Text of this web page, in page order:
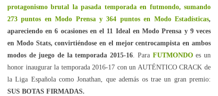
protagonismo brutal la pasada temporada en futmondo, sumando
273 puntos en Modo Prensa y 364 puntos en Modo Estadísticas,
apareciendo en 6 ocasiones en el 11 Ideal en Modo Prensa y 9 veces
en Modo Stats, convirtiéndose en el mejor centrocampista en ambos
modos de juego de la temporada 2015-16. Para FUTMONDOes un
honor inaugurar la temporada 2016-17 con un AUTÉNTICO CRACK de
la Liga Española como Jonathan, que además os trae un gran premio:
SUS BOTAS FIRMADAS.